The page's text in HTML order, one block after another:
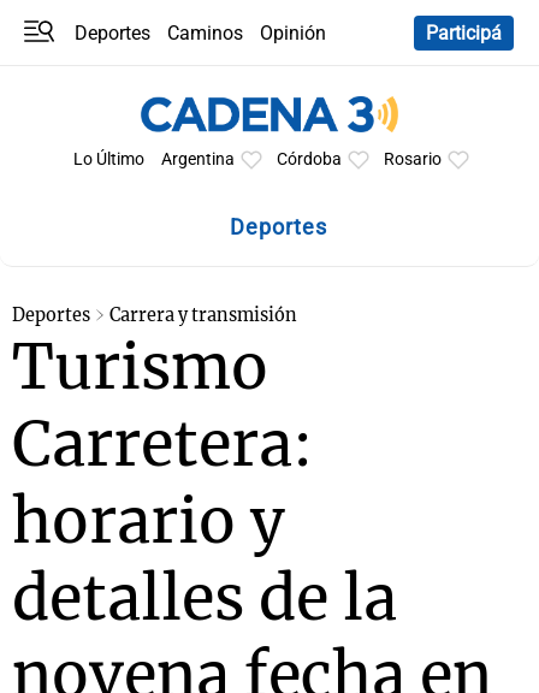
Deportes Caminos
Opinión
Participá
Lo Último Argentina Córdoba Rosario
Deportes
Deportes Carrera y transmisión
Turismo
Carretera:
horario y
detalles de la
novena fecha en